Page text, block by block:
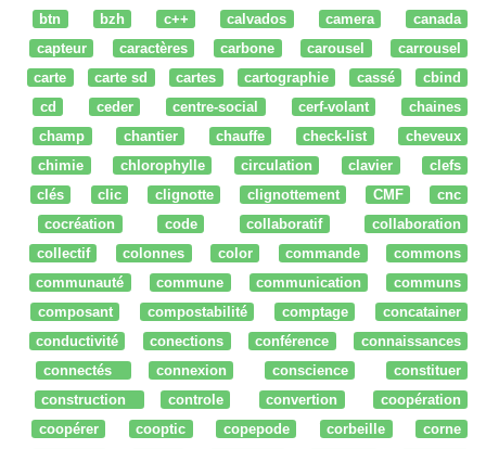
btn
bzh c++ calvados camera
canada
capteur
caractères carbone carousel
carrousel
carte
carte sd cartes cartographie cassé
cbind
cd
ceder centre-social cerf-volant
chaines
champ
chantier chauffe check-list
cheveux
chimie
chlorophylle circulation clavier
clefs
clés
clic clignotte clignottement CMF
cnc
cocréation
code collaboratif
collaboration
collectif
colonnes color commande
commons
communauté
commune communication
communs
composant
compostabilité comptage
concatainer
conductivité
conections conférence
connaissances
connectés
connexion conscience
constituer
construction
controle convertion
coopération
coopérer
cooptic copepode corbeille
corne